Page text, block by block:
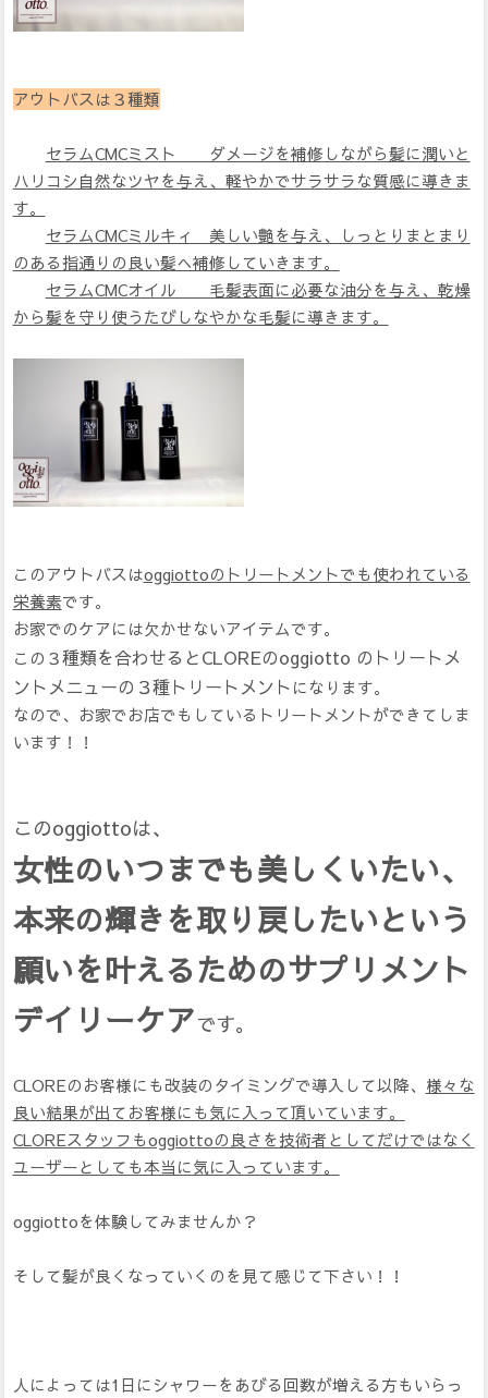
アウトバスは３種類
セラムCMCミスト ダメージを補修しながら髪に潤いと
ハリコシ自然なツヤを与え、軽やかでサラサラな質感に導きま
す。
セラムCMCミルキィ 美しい艶を与え、しっとりまとまり
のある指通りの良い髪へ補修していきます。
セラムCMCオイル 毛髪表面に必要な油分を与え、乾燥
から髪を守り使うたびしなやかな毛髪に導きます。
このアウトバスはoggiottoのトリートメントでも使われている
栄養素です。
お家でのケアには欠かせないアイテムです。
この３種類を合わせるとCLOREのoggiotto のトリートメ
ントメニューの３種トリートメント になります。
なので、お家でお店でもしているトリートメントができてしま
います！！
このoggiottoは、
女性のいつまでも美しくいたい、
本来の輝きを取り戻したいという
願いを叶えるためのサプリメント
デイリーケアです。
CLOREのお客様にも改装のタイミングで導入して以降、 様々な
良い結果が出てお客様にも気に入って頂いています。
CLOREスタッフもoggiottoの良さを技術者としてだけではなく
ユーザーとしても本当に気に入っています。
oggiottoを体験してみませんか？
そして髪が良くなっていくのを見て感じて下さい！！
人によっては1日にシャワーをあびる回数が増える方もいらっ